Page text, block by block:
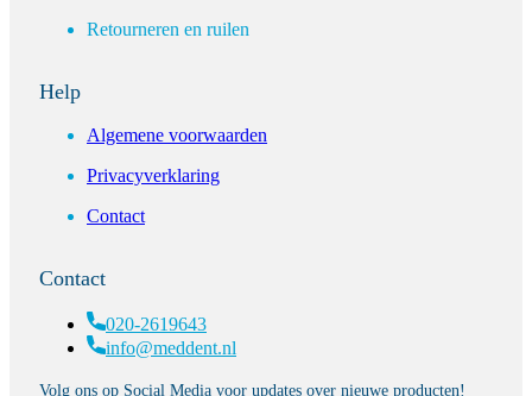
Retourneren en ruilen
Help
Algemene voorwaarden
Privacyverklaring
Contact
Contact
020-2619643
info@meddent.nl
Volg ons op Social Media voor updates over nieuwe producten!